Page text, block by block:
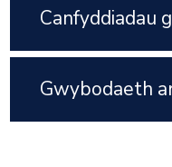
Canfyddiadau
Gwybodaeth